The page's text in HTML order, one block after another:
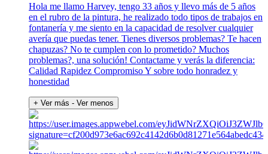
Hola me llamo Harvey, tengo 33 años y llevo más de 5 años
en el rubro de la pintura, he realizado todo tipos de trabajos en
fontanería y me siento en la capacidad de resolver cualquier
avería que puedas tener. Tienes diversos problemas? Te hacen
chapuzas? No te cumplen con lo prometido? Muchos
problemas?, una solución! Contactame y verás la diferencia:
Calidad Rapidez Compromiso Y sobre todo honradez y
honestidad
+ Ver más - Ver menos